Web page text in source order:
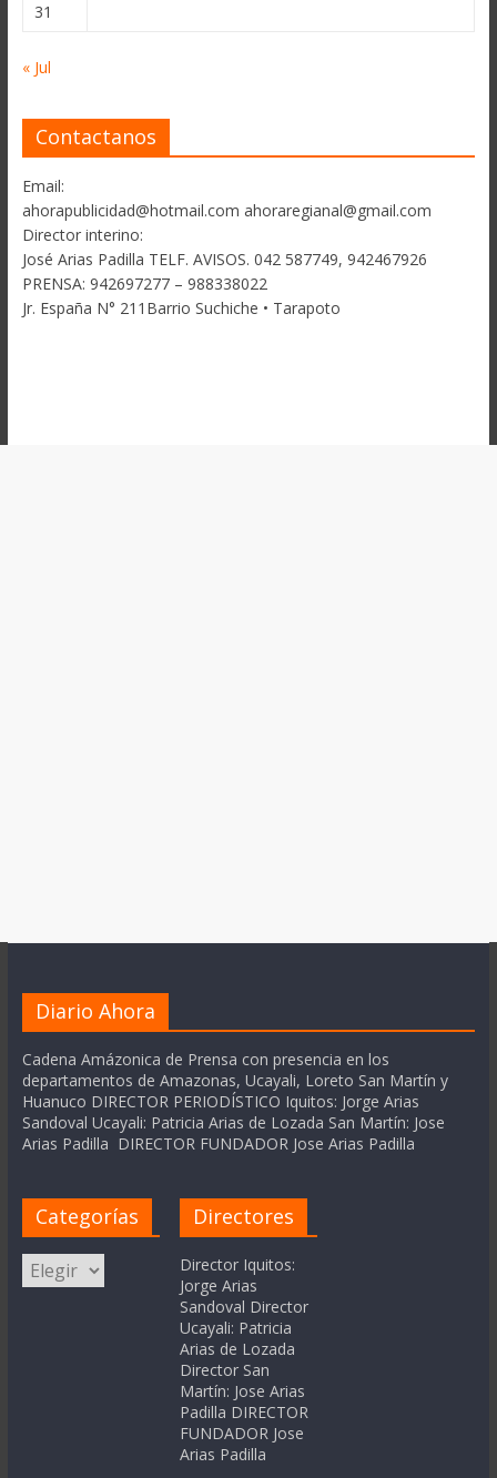
31
« Jul
Contactanos
Email:
ahorapublicidad@hotmail.com ahoraregianal@gmail.com
Director interino:
José Arias Padilla TELF. AVISOS. 042 587749, 942467926
PRENSA: 942697277 – 988338022
Jr. España N° 211Barrio Suchiche • Tarapoto
Diario Ahora
Cadena Amázonica de Prensa con presencia en los
departamentos de Amazonas, Ucayali, Loreto San Martín y
Huanuco DIRECTOR PERIODÍSTICO Iquitos: Jorge Arias
Sandoval Ucayali: Patricia Arias de Lozada San Martín: Jose
Arias Padilla DIRECTOR FUNDADOR Jose Arias Padilla
Categorías
Categorías
Directores
Director Iquitos:
Jorge Arias
Sandoval Director
Ucayali: Patricia
Arias de Lozada
Director San
Martín: Jose Arias
Padilla DIRECTOR
FUNDADOR Jose
Arias Padilla